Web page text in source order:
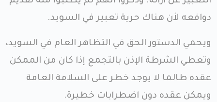
دوافعه لأن هناك حرية تعبير في السويد.
ويحمي الدستور الحق في التظاهر العام في السويد،
وتعطي الشرطة الإذن بالتجمع إذا كان من الممكن
عقده طالما لا يوجد خطر على السلامة العامة
ويمكن عقده دون اضطرابات خطيرة.